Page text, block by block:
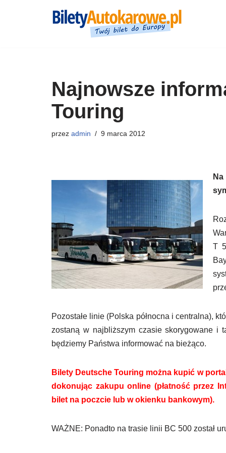
Najnowsze
Touring
przez admin 9 marca 2012
T
Pozostałe linie (Polska północna i centralna),
zostaną w najbliższym czasie skorygowane i
będziemy Państwa informować na bieżąco.
Bilety Deutsche Touring można kupić w
dokonując zakupu online (płatność przez
bilet na poczcie lub w okienku bankowym).
WAŻNE: Ponadto na trasie linii BC 500 został